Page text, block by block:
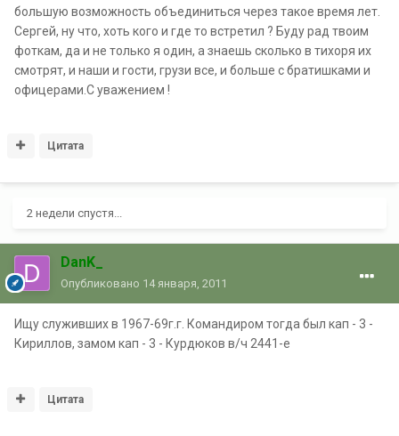
большую возможность объединиться через такое время лет.
Сергей, ну что, хоть кого и где то встретил ? Буду рад твоим
фоткам, да и не только я один, а знаешь сколько в тихоря их
смотрят, и наши и гости, грузи все, и больше с братишками и
офицерами.С уважением !
Цитата
2 недели спустя...
DanK_
Опубликовано 14 января, 2011
Ищу служивших в 1967-69г.г. Командиром тогда был кап - 3 -
Кириллов, замом кап - 3 - Курдюков в/ч 2441-е
Цитата